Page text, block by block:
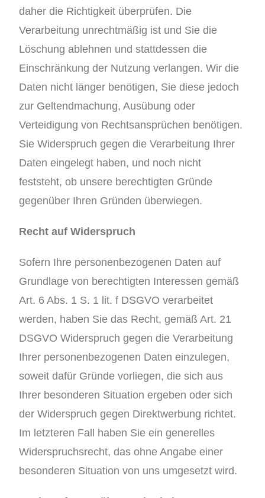
daher die Richtigkeit überprüfen. Die
Verarbeitung unrechtmäßig ist und Sie die
Löschung ablehnen und stattdessen die
Einschränkung der Nutzung verlangen. Wir die
Daten nicht länger benötigen, Sie diese jedoch
zur Geltendmachung, Ausübung oder
Verteidigung von Rechtsansprüchen benötigen.
Sie Widerspruch gegen die Verarbeitung Ihrer
Daten eingelegt haben, und noch nicht
feststeht, ob unsere berechtigten Gründe
gegenüber Ihren Gründen überwiegen.
Recht auf Widerspruch
Sofern Ihre personenbezogenen Daten auf
Grundlage von berechtigten Interessen gemäß
Art. 6 Abs. 1 S. 1 lit. f DSGVO verarbeitet
werden, haben Sie das Recht, gemäß Art. 21
DSGVO Widerspruch gegen die Verarbeitung
Ihrer personenbezogenen Daten einzulegen,
soweit dafür Gründe vorliegen, die sich aus
Ihrer besonderen Situation ergeben oder sich
der Widerspruch gegen Direktwerbung richtet.
Im letzteren Fall haben Sie ein generelles
Widerspruchsrecht, das ohne Angabe einer
besonderen Situation von uns umgesetzt wird.